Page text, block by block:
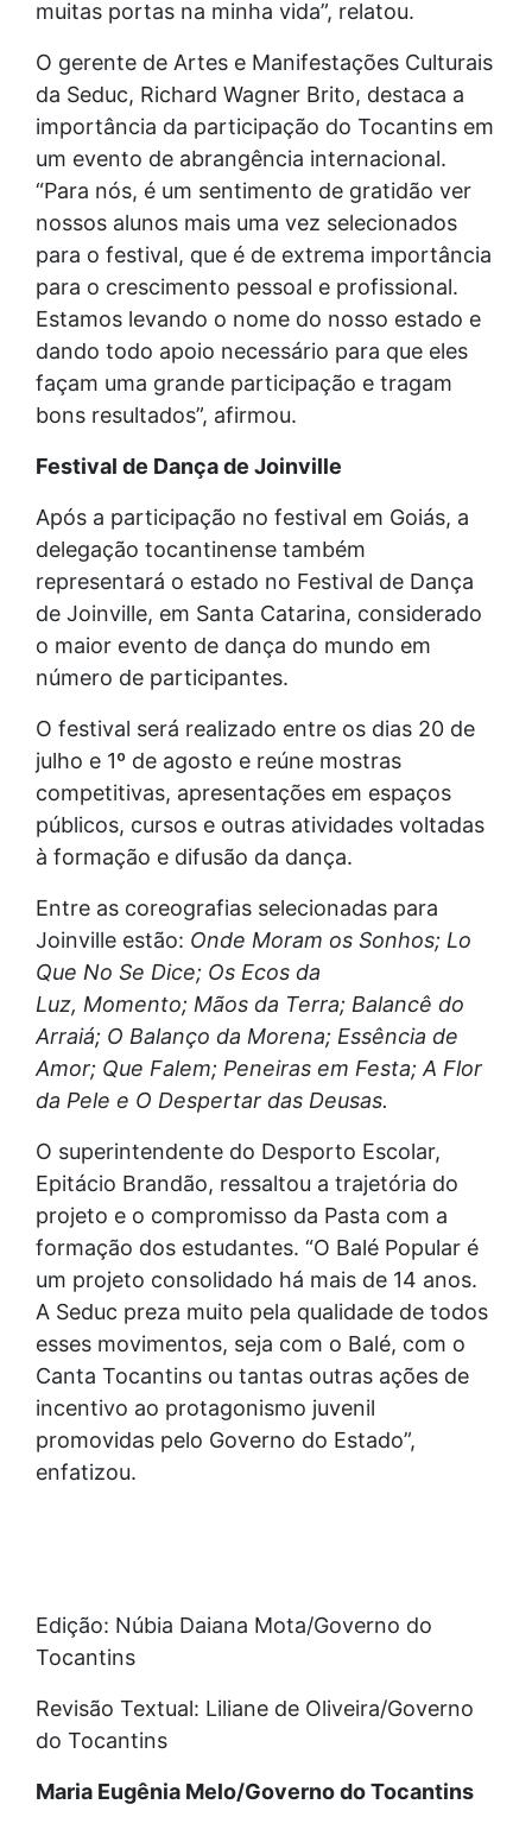
muitas portas na minha vida”, relatou.
O gerente de Artes e Manifestações Culturais
da Seduc, Richard Wagner Brito, destaca a
importância da participação do Tocantins em
um evento de abrangência internacional.
“Para nós, é um sentimento de gratidão ver
nossos alunos mais uma vez selecionados
para o festival, que é de extrema importância
para o crescimento pessoal e profissional.
Estamos levando o nome do nosso estado e
dando todo apoio necessário para que eles
façam uma grande participação e tragam
bons resultados”, afirmou.
Festival de Dança de Joinville
Após a participação no festival em Goiás, a
delegação tocantinense também
representará o estado no Festival de Dança
de Joinville, em Santa Catarina, considerado
o maior evento de dança do mundo em
número de participantes.
O festival será realizado entre os dias 20 de
julho e 1º de agosto e reúne mostras
competitivas, apresentações em espaços
públicos, cursos e outras atividades voltadas
à formação e difusão da dança.
Entre as coreografias selecionadas para
Joinville estão: Onde Moram os Sonhos; Lo
Que No Se Dice; Os Ecos da
Luz, Momento; Mãos da Terra; Balancê do
Arraiá; O Balanço da Morena; Essência de
Amor; Que Falem; Peneiras em Festa; A Flor
da Pele e O Despertar das Deusas.
O superintendente do Desporto Escolar,
Epitácio Brandão, ressaltou a trajetória do
projeto e o compromisso da Pasta com a
formação dos estudantes. “O Balé Popular é
um projeto consolidado há mais de 14 anos.
A Seduc preza muito pela qualidade de todos
esses movimentos, seja com o Balé, com o
Canta Tocantins ou tantas outras ações de
incentivo ao protagonismo juvenil
promovidas pelo Governo do Estado”,
enfatizou.
Edição: Núbia Daiana Mota/Governo do
Tocantins
Revisão Textual: Liliane de Oliveira/Governo
do Tocantins
Maria Eugênia Melo/Governo do Tocantins